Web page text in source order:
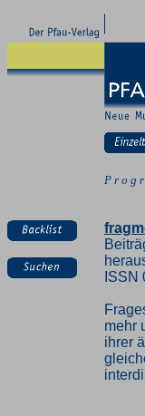
P r o g
ISSN
mehr
ihrer